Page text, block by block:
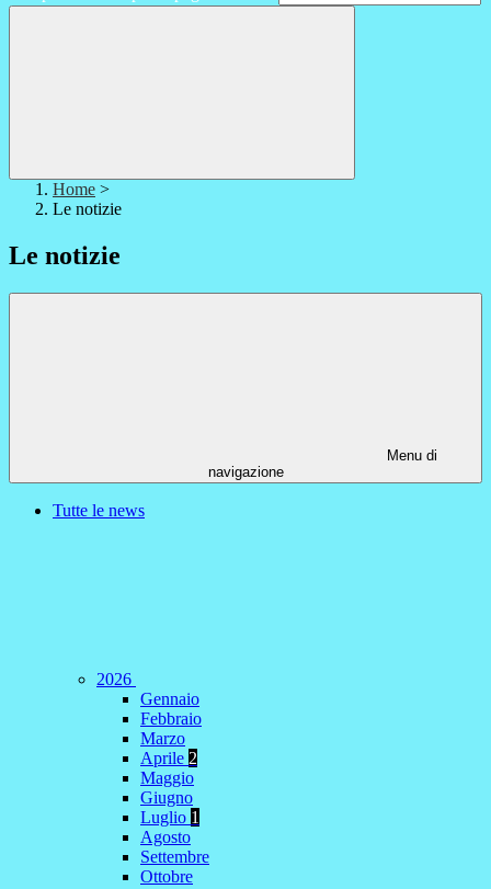
Home >
Le notizie
Le notizie
Menu di
navigazione
Tutte le news
2026
Gennaio
Febbraio
Marzo
Aprile 2
Maggio
Giugno
Luglio 1
Agosto
Settembre
Ottobre